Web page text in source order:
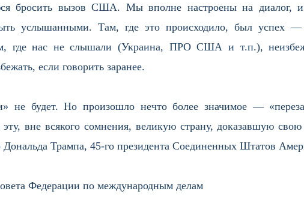
бросить вызов США. Мы вполне настроены на диалог, и
услышанными. Там, где это происходило, был успех
где нас не слышали (Украина, ПРО США и т.п.),
если говорить заранее.
не будет. Но произошло нечто более значимое —
вне всякого сомнения, великую страну, доказавшую свою
Трампа, 45-го президента Соединенных Штатов
Федерации по международным делам